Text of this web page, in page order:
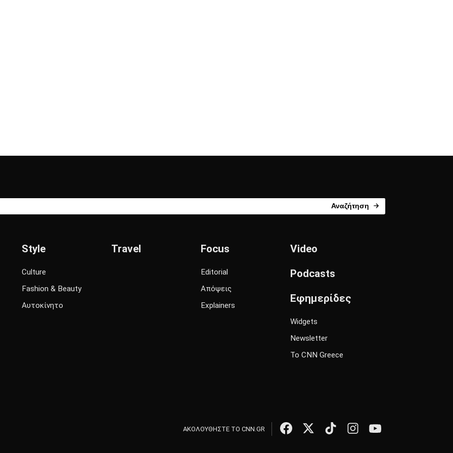
Αναζήτηση
Style
Culture
Fashion & Beauty
Αυτοκίνητο
Travel Focus
Editorial
Απόψεις
Explainers
Video
Podcasts
Εφημερίδες
Widgets
Newsletter
Το CNN Greece
ΑΚΟΛΟΥΘΗΣΤΕ ΤΟ CNN.GR